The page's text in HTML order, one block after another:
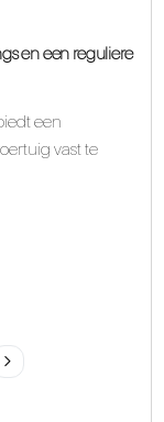
en een reguliere
een
vast te